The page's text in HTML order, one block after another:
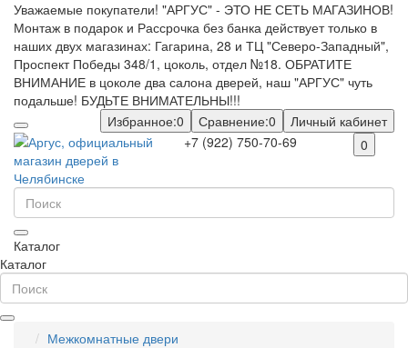
Уважаемые покупатели! "АРГУС" - ЭТО НЕ СЕТЬ МАГАЗИНОВ!
Монтаж в подарок и Рассрочка без банка действует только в
наших двух магазинах: Гагарина, 28 и ТЦ "Северо-Западный",
Проспект Победы 348/1, цоколь, отдел №18. ОБРАТИТЕ
ВНИМАНИЕ в цоколе два салона дверей, наш "АРГУС" чуть
подальше! БУДЬТЕ ВНИМАТЕЛЬНЫ!!!
Личный кабинет
Сравнение:0
Избранное:0
+7 (922) 750-70-69
0
Каталог
Каталог
Межкомнатные двери